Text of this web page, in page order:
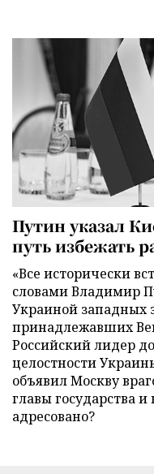
Путин указал
путь избежать
«Все исторически
словами Владимир
Украиной западных
принадлежавших
Российский лидер
целостности
объявил Москву
главы государства
адресовано?